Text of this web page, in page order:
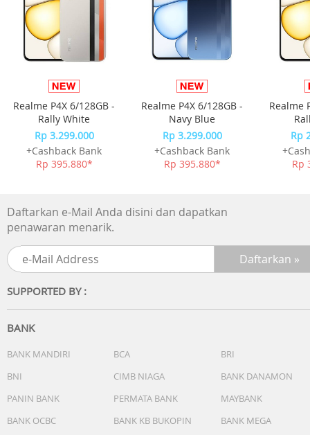
Tahan air dan debu dengan standar tinggi serta
kelas militer.
Spesifikasi Produk :
Performa
Processor : MediaTek Dimensity 7400 Ultimate 5G
RAM :
• 16GB (8GB + 8GB Extended)
• 24GB (12GB + 12GB Extended)
Memory Type :
LPDDR5X + UFS 2.2
6.78 Inch AMOLED Curved Display
Resolusi 1.5K
144Hz Refresh Rate
Dimensi & Desain
162.93 x 77.47 x 7.38 mm
Fingerprint On Display
Realme P4X 6/128GB -
Rally White
Rp 3.299.000
+Cashback Bank
Rp 395.880*
Realme P4X 6/128GB -
Navy Blue
Rp 3.299.000
+Cashback Bank
Rp 395.880*
Realme
Rp
Rp
Daftarkan e-Mail Anda disini dan dapatkan
penawaran menarik.
SUPPORTED BY :
BANK
BANK MANDIRI BCA
BRI
BNI
CIMB NIAGA
BANK DANAMON
PANIN BANK
PERMATA BANK
MAYBANK
BANK OCBC
BANK KB BUKOPIN
BANK MEGA